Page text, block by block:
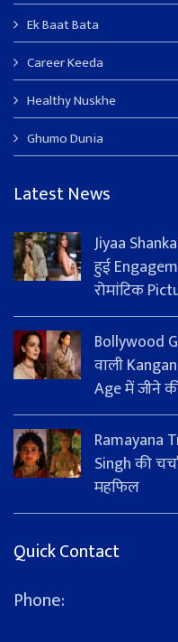
Ek Baat Bata
Career Keeda
Healthy Nuskhe
Ghumo Dunia
Latest News
Jiyaa
हुई
रोमांटिक
Bollywood
वाली
Age में जीने
Ramayana
Singh की
महफिल
Quick Contact
Phone: